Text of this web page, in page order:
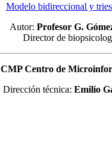
Modelo bidireccional y
Autor: Profesor G.
Director de
CMP Centro de
Dirección técnica: Emilio